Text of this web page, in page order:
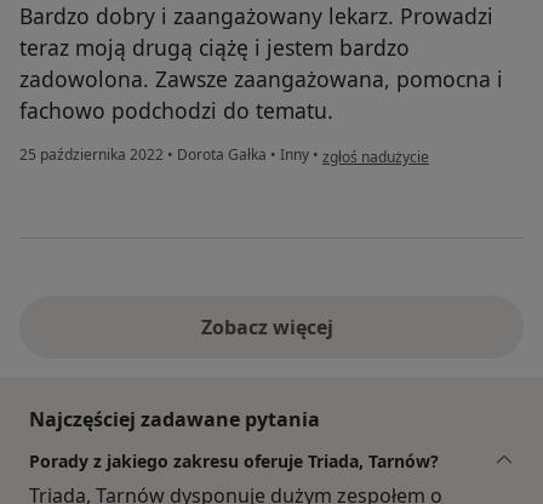
Bardzo dobry i zaangażowany lekarz. Prowadzi
teraz moją drugą ciążę i jestem bardzo
zadowolona. Zawsze zaangażowana, pomocna i
fachowo podchodzi do tematu.
25 października 2022 • Dorota Gałka • Inny • w opinii użytkownika EK
zgłoś nadużycie
Zobacz więcej
Najczęściej zadawane pytania
Porady z jakiego zakresu oferuje Triada, Tarnów?
Triada, Tarnów dysponuje dużym zespołem o